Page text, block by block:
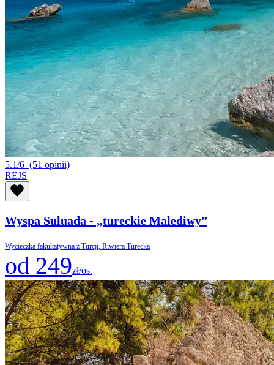
5.1/6 (51 opinii)
REJS
Wyspa Suluada - „tureckie Malediwy”
Wycieczka fakultatywna z Turcji, Riwiera Turecka
od 249zł/os.